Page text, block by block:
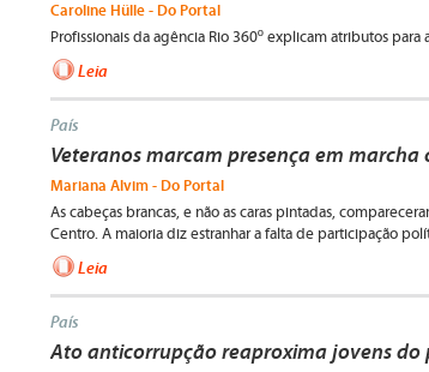
Caroline Hülle - Do Portal
Profissionais da agência Rio 360º explicam atributos
Leia
País
Veteranos marcam presença em
Mariana Alvim - Do Portal
As cabeças brancas, e não as caras pintadas,
Centro. A maioria diz estranhar a falta de participação
Leia
País
Ato anticorrupção reaproxima jovens do